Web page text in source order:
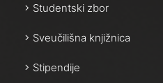
Studentski zbor
Sveučilišna knjižnica
Stipendije